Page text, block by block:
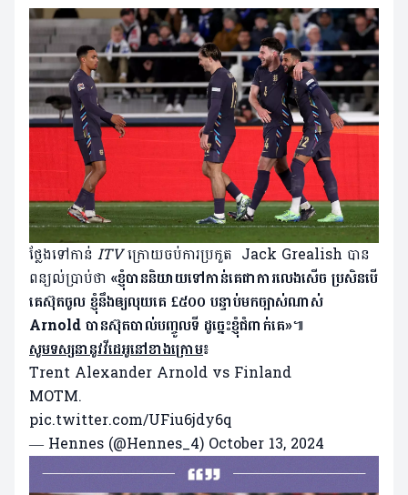
ថ្លែងទៅកាន់ ITVក្រោយចប់ការប្រកួត Jack Grealish បាន
ពន្យល់ប្រាប់ថា «ខ្ញុំបាននិយាយទៅកាន់គេជាការលេងសើច ប្រសិនបើ
គេស៊ុតចូល ខ្ញុំនឹងឲ្យលុយគេ £៥០០ បន្ទាប់មកច្បាស់ណាស់
Arnold បានស៊ុតបាល់បញ្ចូលទី ដូច្នេះខ្ញុំជំពាក់គេ»៕
សូមទស្សនានូវវីដេអូនៅខាងក្រោម៖
Trent Alexander Arnold vs Finland
MOTM.
pic.twitter.com/UFiu6jdy6q
— Hennes (@Hennes_4) October 13, 2024